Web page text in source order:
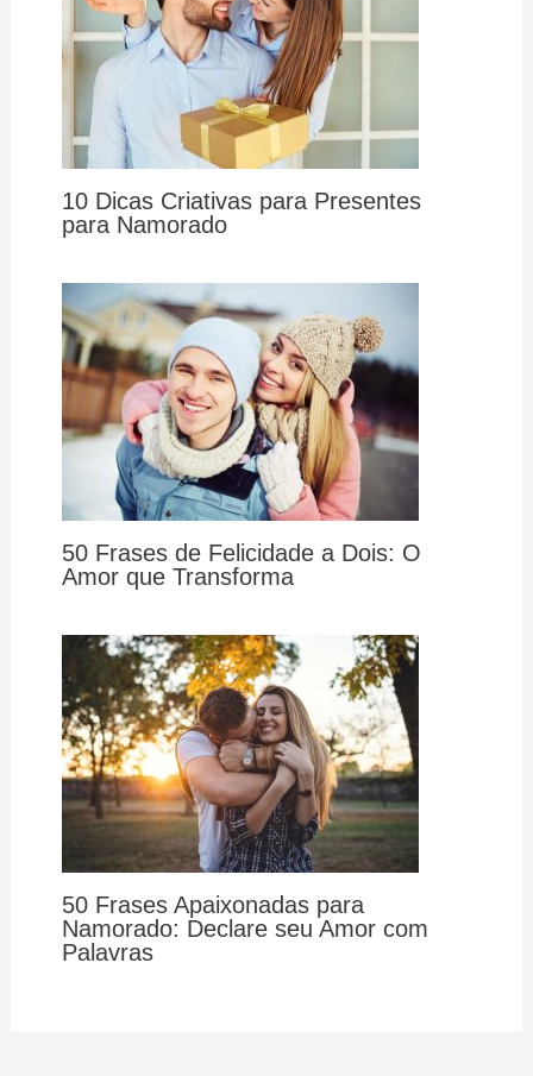
10 Dicas Criativas para Presentes
para Namorado
50 Frases de Felicidade a Dois: O
Amor que Transforma
50 Frases Apaixonadas para
Namorado: Declare seu Amor com
Palavras